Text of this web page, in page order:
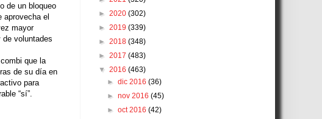
de un bloqueo
aprovecha el
mayor
voluntades
que la
de su día en
para
“sí”.
► 2020 (302)
► 2019 (339)
► 2018 (348)
► 2017 (483)
▼ 2016 (463)
►dic 2016(36)
►nov 2016(45)
►oct 2016(42)